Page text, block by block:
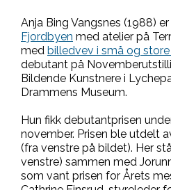
Anja Bing Vangsnes (1988)
Fjordbyen med atelier på
med billedvev i små og
debutant på
Bildende Kunstnere i
Drammens Museum.
Hun fikk debutantprisen
november. Prisen ble utdelt
(fra venstre på bildet). Her
venstre) sammen med
som vant prisen for Årets